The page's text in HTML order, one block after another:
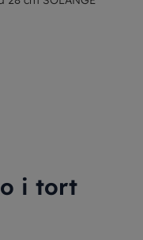
i tort